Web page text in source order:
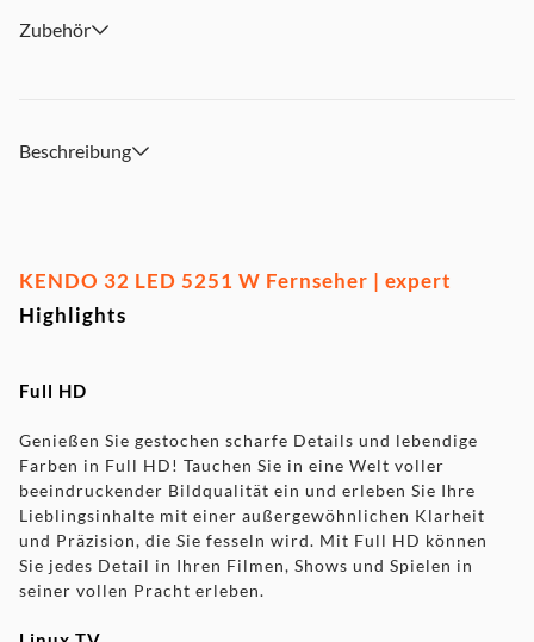
Zubehör
Beschreibung
KENDO 32 LED 5251 W Fernseher | expert
Highlights
Full HD
Genießen Sie gestochen scharfe Details und lebendige
Farben in Full HD! Tauchen Sie in eine Welt voller
beeindruckender Bildqualität ein und erleben Sie Ihre
Lieblingsinhalte mit einer außergewöhnlichen Klarheit
und Präzision, die Sie fesseln wird. Mit Full HD können
Sie jedes Detail in Ihren Filmen, Shows und Spielen in
seiner vollen Pracht erleben.